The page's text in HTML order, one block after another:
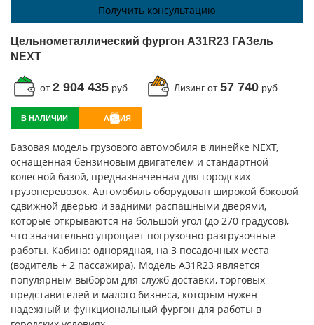
Получить консультацию
Цельнометаллический фургон A31R23 ГАЗель
NEXT
от2 904 435 руб. Лизинг от57 740 руб.
В НАЛИЧИИ АКЦИЯ
Базовая модель грузового автомобиля в линейке NEXT,
оснащенная бензиновым двигателем и стандартной
колесной базой, предназначенная для городских
грузоперевозок. Автомобиль оборудован широкой боковой
сдвижной дверью и задними распашными дверями,
которые открываются на большой угол (до 270 градусов),
что значительно упрощает погрузочно-разгрузочные
работы. Кабина: однорядная, на 3 посадочных места
(водитель + 2 пассажира). Модель A31R23 является
популярным выбором для служб доставки, торговых
представителей и малого бизнеса, которым нужен
надежный и функциональный фургон для работы в